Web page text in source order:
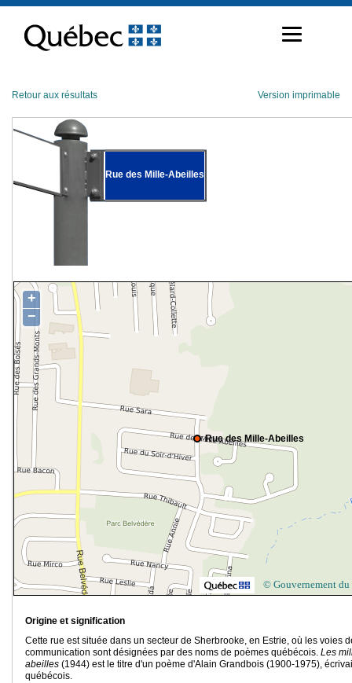
contenu
Retour aux résultats Version imprimable
Rue des Mille-Abeilles
Rue des Mille-Abeilles
+
−
© Gouvernement du
Origine et signification
Cette rue est située dans un secteur de Sherbrooke, en Estrie, où les voies
communication sont désignées par des noms de poèmes québécois. Les
abeilles (1944) est le titre d'un poème d'Alain Grandbois (1900-1975),
québécois.